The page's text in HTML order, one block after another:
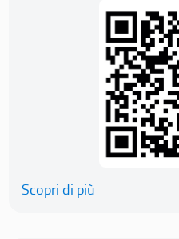
Scopri di più